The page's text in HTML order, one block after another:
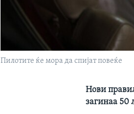
Пилотите ќе мора да спијат повеќе
Нови
загинаа 50